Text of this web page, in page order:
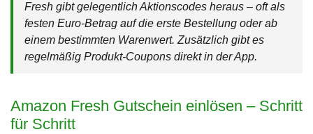
Fresh gibt gelegentlich Aktionscodes heraus – oft als
festen Euro-Betrag auf die erste Bestellung oder ab
einem bestimmten Warenwert. Zusätzlich gibt es
regelmäßig Produkt-Coupons direkt in der App.
Amazon Fresh Gutschein einlösen – Schritt
für Schritt